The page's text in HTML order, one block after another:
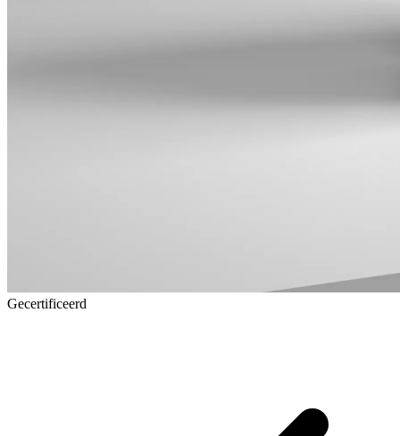
Gecertificeerd